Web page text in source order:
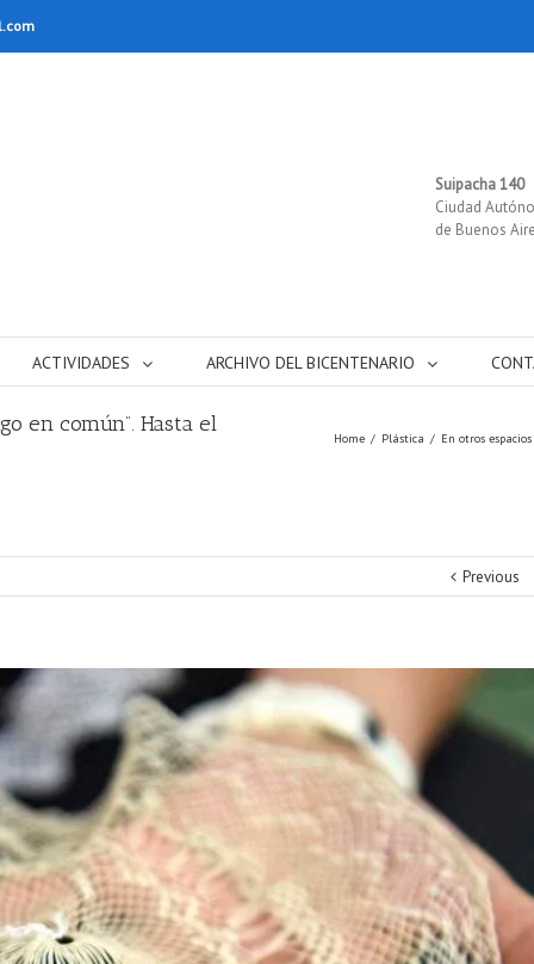
Suipacha 140
Ciudad
de Buenos
ACTIVIDADES ARCHIVO DEL BICENTENARIO
en común”. Hasta el
Home / Plástica / En otros espacios
Previous